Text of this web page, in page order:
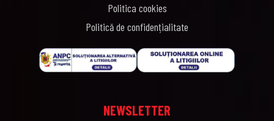
Politica cookies
Politică de confidențialitate
NEWSLETTER